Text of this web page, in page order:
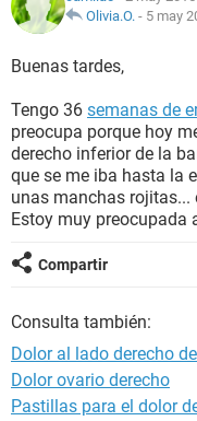
NUTRICIÓN
BIENESTAR
SEXUALIDAD
GLOSARIO
Olivia.O. - 5 may
Buenas tardes,
Tengo 36 semanas de
preocupa porque hoy
derecho inferior de la
que se me iba hasta la
unas manchas rojitas...
Estoy muy preocupada
Compartir
Consulta también:
Dolor al lado derecho
Dolor ovario derecho
Pastillas para el dolor